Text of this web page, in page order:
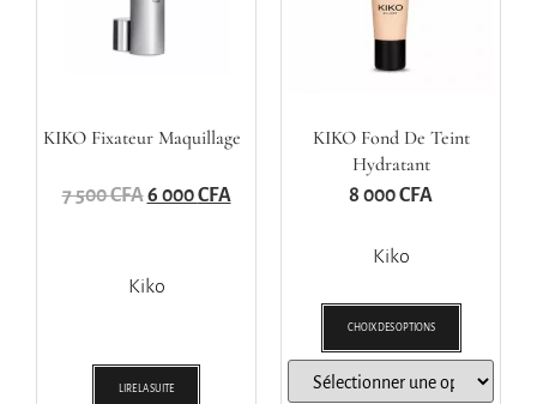
KIKO Fixateur Maquillage
7 500CFA6 000CFA
Kiko
LIRE LA SUITE
KIKO Fond De Teint
Hydratant
8 000CFA
Kiko
CHOIX DES OPTIONS